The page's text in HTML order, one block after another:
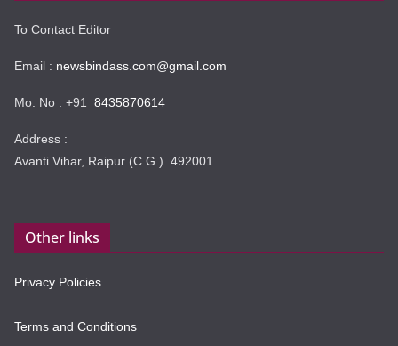
To Contact Editor
Email : newsbindass.com@gmail.com
Mo. No : +91 8435870614
Address :
Avanti Vihar, Raipur (C.G.) 492001
Other links
Privacy Policies
Terms and Conditions